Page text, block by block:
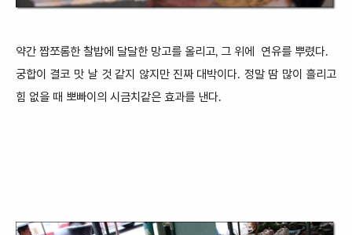
약간 짭쪼롬한 찰밥에 달달한 망고를 올리고, 그 위에 연유를 뿌렸다.
궁합이 결코 맛 날 것 같지 않지만 진짜 대박이다. 정말 땀 많이 흘리고
힘 없을 때 뽀빠이의 시금치같은 효과를 낸다.